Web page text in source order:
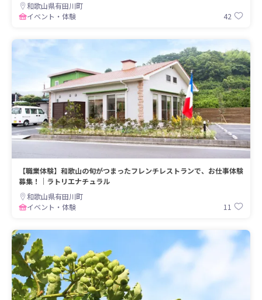
和歌山県有田川町
イベント・体験
42
【職業体験】和歌山の旬がつまったフレンチレストランで、お仕事体験
募集！｜ラトリエナチュラル
和歌山県有田川町
イベント・体験
11